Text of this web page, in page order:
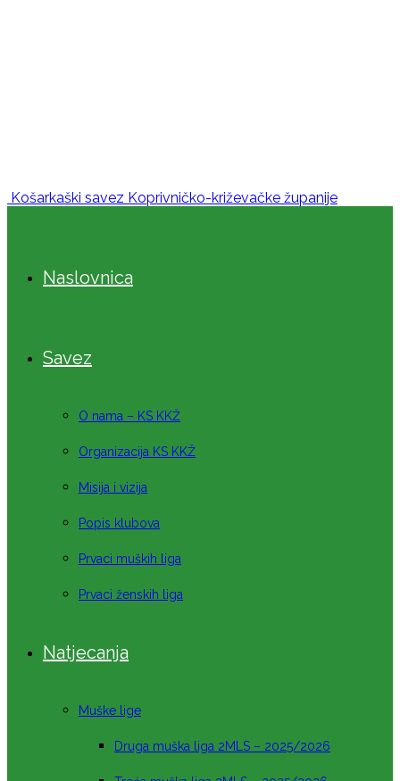
Košarkaški savez Koprivničko-križevačke županije
Naslovnica
Savez
O nama – KS KKŽ
Organizacija KS KKŽ
Misija i vizija
Popis klubova
Prvaci muških liga
Prvaci ženskih liga
Natjecanja
Muške lige
Druga muška liga 2MLS – 2025/2026